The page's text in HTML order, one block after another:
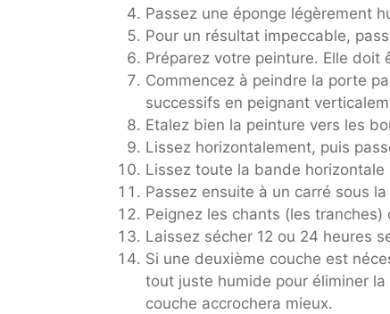
Passez une éponge légèrement
Pour un résultat impeccable,
Préparez votre peinture. Elle
Commencez à peindre la porte
successifs en peignant
Etalez bien la peinture vers les
Lissez horizontalement, puis
Lissez toute la bande
Passez ensuite à un carré sous
Peignez les chants (les
Laissez sécher 12 ou 24 heures
Si une deuxième couche est
tout juste humide pour éliminer
couche accrochera mieux.